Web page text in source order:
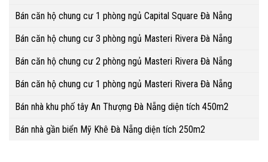
Bán căn hộ chung cư 1 phòng ngủ Capital Square Đà Nẵng
Bán căn hộ chung cư 3 phòng ngủ Masteri Rivera Đà Nẵng
Bán căn hộ chung cư 2 phòng ngủ Masteri Rivera Đà Nẵng
Bán căn hộ chung cư 1 phòng ngủ Masteri Rivera Đà Nẵng
Bán nhà khu phố tây An Thượng Đà Nẵng diện tích 450m2
Bán nhà gần biển Mỹ Khê Đà Nẵng diện tích 250m2